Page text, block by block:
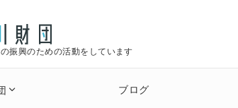
振興のための活動をしています
ブログ